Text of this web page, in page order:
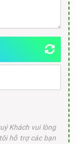
Khách vui lòng
hỗ trợ các bạn